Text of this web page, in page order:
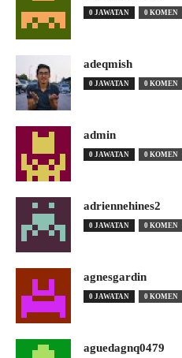
0 JAWATAN 0 KOMEN
adeqmish
0 JAWATAN 0 KOMEN
admin
0 JAWATAN 0 KOMEN
adriennehines2
0 JAWATAN 0 KOMEN
agnesgardin
0 JAWATAN 0 KOMEN
aguedagnq0479